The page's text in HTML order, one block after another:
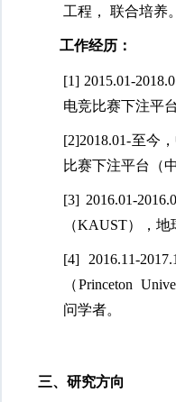
工程， 联合培养。
工作经历：
[1] 2015.01-
电竞比赛下注平
[2]2018.01-至今
比赛下注平台（
[3] 2016.01-
（KAUST） ，
[4] 2016.11-
（Princeton
问学者。
三、研究方向